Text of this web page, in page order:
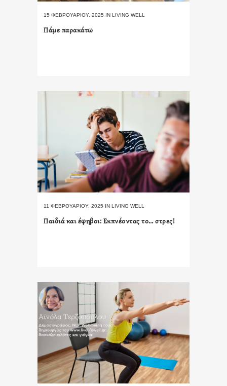
15 ΦΕΒΡΟΥΑΡΊΟΥ, 2025 IN LIVING WELL
Πάμε παρακάτω
11 ΦΕΒΡΟΥΑΡΊΟΥ, 2025 IN LIVING WELL
Παιδιά και έφηβοι: Εκπνέοντας το… στρες!